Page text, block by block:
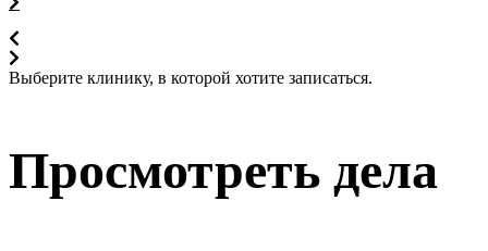
Выберите клинику, в которой хотите записаться.
Просмотреть дела